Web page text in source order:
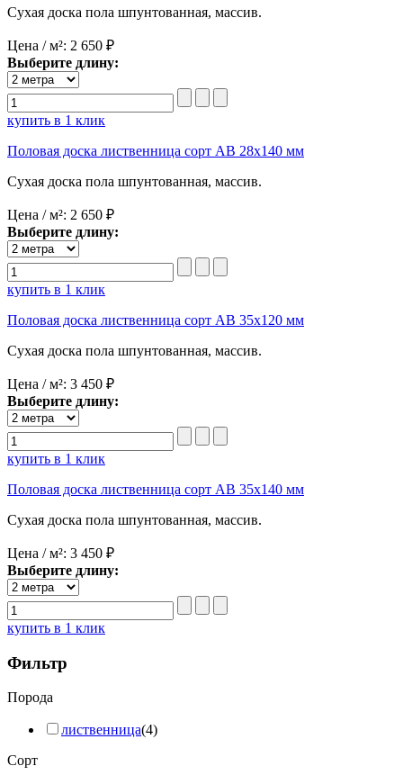
Сухая доска пола шпунтованная, массив.
Цена / м²: 2 650 ₽
Выберите длину:
купить в 1 клик
Половая доска лиственница сорт AB 28x140 мм
Сухая доска пола шпунтованная, массив.
Цена / м²: 2 650 ₽
Выберите длину:
купить в 1 клик
Половая доска лиственница сорт AB 35x120 мм
Сухая доска пола шпунтованная, массив.
Цена / м²: 3 450 ₽
Выберите длину:
купить в 1 клик
Половая доска лиственница сорт AB 35x140 мм
Сухая доска пола шпунтованная, массив.
Цена / м²: 3 450 ₽
Выберите длину:
купить в 1 клик
Фильтр
Порода
лиственница(4)
Сорт